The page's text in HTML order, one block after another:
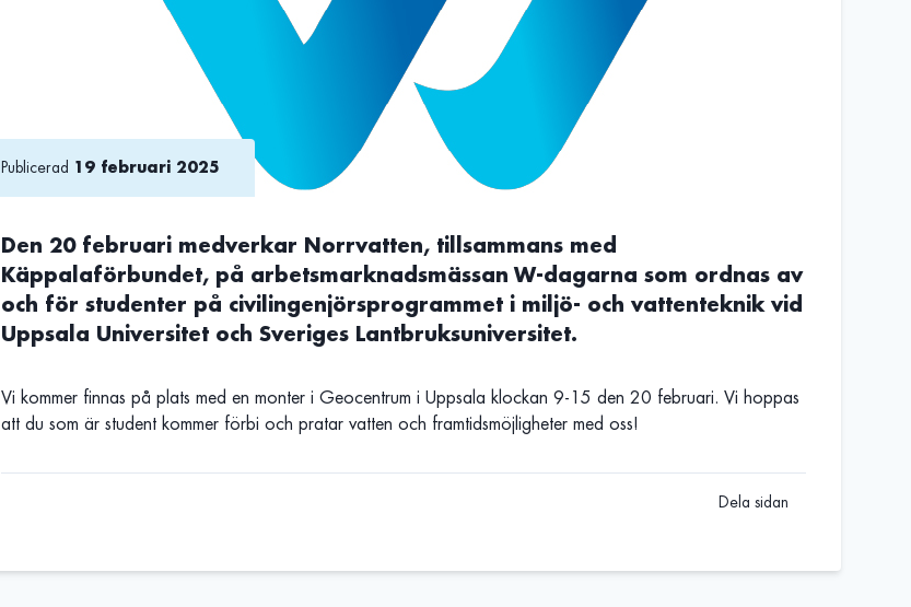
Publicerad 19 februari 2025
Den 20 februari medverkar Norrvatten, tillsammans med
Käppalaförbundet, på arbetsmarknadsmässan W-dagarna som ordnas av
och för studenter på civilingenjörsprogrammet i miljö- och vattenteknik vid
Uppsala Universitet och Sveriges Lantbruksuniversitet.
Vi kommer finnas på plats med en monter i Geocentrum i Uppsala klockan 9-15 den 20 februari. Vi hoppas
att du som är student kommer förbi och pratar vatten och framtidsmöjligheter med oss!
Dela sidan